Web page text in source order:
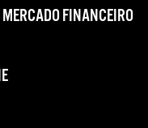
FINANCEIRO